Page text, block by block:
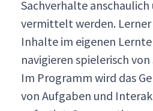
Sachverhalte
vermittelt werden.
Inhalte im eigenen
navigieren spielerisch von
Im Programm wird das
von Aufgaben und